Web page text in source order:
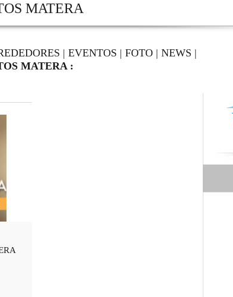
MATERA
| EVENTOS | FOTO| NEWS |
MATERA :